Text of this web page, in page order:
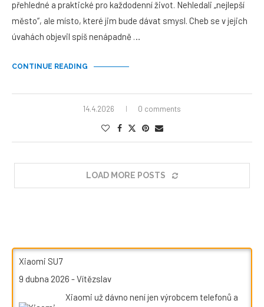
přehledné a praktické pro každodenní život. Nehledali „nejlepší
město“, ale místo, které jim bude dávat smysl. Cheb se v jejich
úvahách objevil spíš nenápadně …
CONTINUE READING
14.4.2026 0 comments
LOAD MORE POSTS
Xiaomi SU7
9 dubna 2026 -Vítězslav
Xiaomi už dávno není jen výrobcem telefonů a